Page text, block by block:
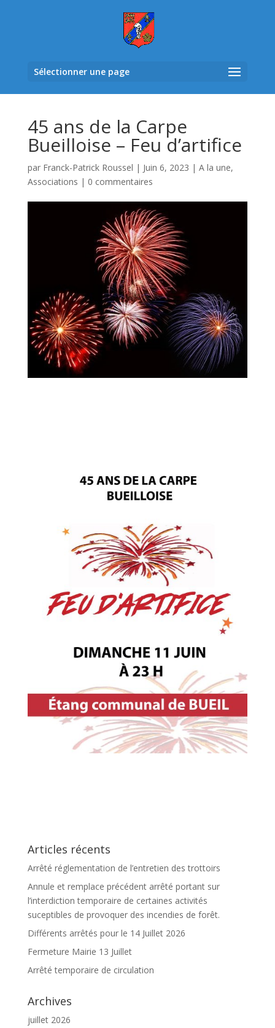
Sélectionner une page
45 ans de la Carpe
Bueilloise – Feu d’artifice
par Franck-Patrick Roussel | Juin 6, 2023 | A la une,
Associations | 0 commentaires
Articles récents
Arrêté réglementation de l’entretien des trottoirs
Annule et remplace précédent arrêté portant sur
l’interdiction temporaire de certaines activités
suceptibles de provoquer des incendies de forêt.
Différents arrêtés pour le 14 Juillet 2026
Fermeture Mairie 13 Juillet
Arrêté temporaire de circulation
Archives
juillet 2026